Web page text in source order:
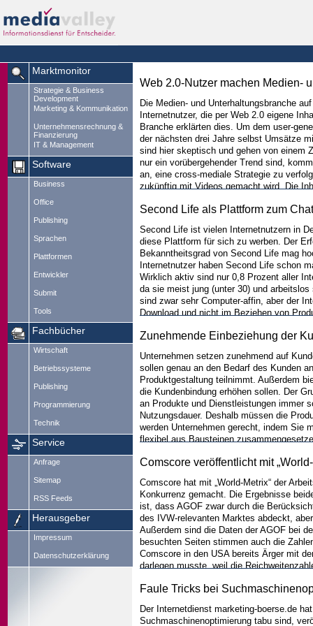
Marktmonitor
Strategie & Business
Development
Marketing & Kommunikation
Unternehmensrechnung &
Finanzierung
IT & Management
Software
Business
Office
Publishing
Sprachen
Plattformen
Entwickler
Submit
Tools
Fachbücher
Wirtschaft
Betriebssysteme
Publishing
Programmierung
Technik
Service
Anfrage
Sitemap
RSS Feeds
Herausgeber
Impressum
Datenschutzerklärung
Web 2.0-Nutzer machen Medien-
Die Medien- und Unterhaltungsbranche
Internetnutzer, die per Web 2.0 eigene
Branche erklärten dies. Um dem user-
der nächsten drei Jahre selbst Umsätze
sind hier skeptisch und gehen von einem
nur ein vorübergehender Trend sind,
an, eine cross-mediale Strategie zu
zukünftig mit Videos gemacht wird. Die
die Angebote bestmöglich auf den
Second Life als Plattform zum
Second Life ist vielen Internetnutzern in
diese Plattform für sich zu werben. Der
Bekanntheitsgrad von Second Life mag
Internetnutzer haben Second Life schon
Wirklich aktiv sind nur 0,8 Prozent aller
da sie meist jung (unter 30) und
sind zwar sehr Computer-affin, aber der
Download und nicht im Beziehen von
weniger bis gar nicht....weiter
Zunehmende Einbeziehung der
Unternehmen setzen zunehmend auf
sollen genau an den Bedarf des Kunden
Produktgestaltung teilnimmt. Außerdem
die Kundenbindung erhöhen sollen. Der
an Produkte und Dienstleistungen immer
Nutzungsdauer. Deshalb müssen die
werden Unternehmen gerecht, indem Sie
flexibel aus Bausteinen
vor allem Finanzdiensleister für sich, um
So sind 64 Prozent der Umsatzsteiger
Umsatzverlierer....weiter
Comscore veröffentlicht mit
Comscore hat mit „World-Metrix“ der
Konkurrenz gemacht. Die Ergebnisse
ist, dass AGOF zwar durch die
des IVW-relevanten Marktes abdeckt,
Außerdem sind die Daten der AGOF bei
besuchten Seiten stimmen auch die
Comscore in den USA bereits Ärger mit
darlegen musste, weil die
Faule Tricks bei
Der Internetdienst marketing-boerse.de
Suchmaschinenoptimierung tabu sind,